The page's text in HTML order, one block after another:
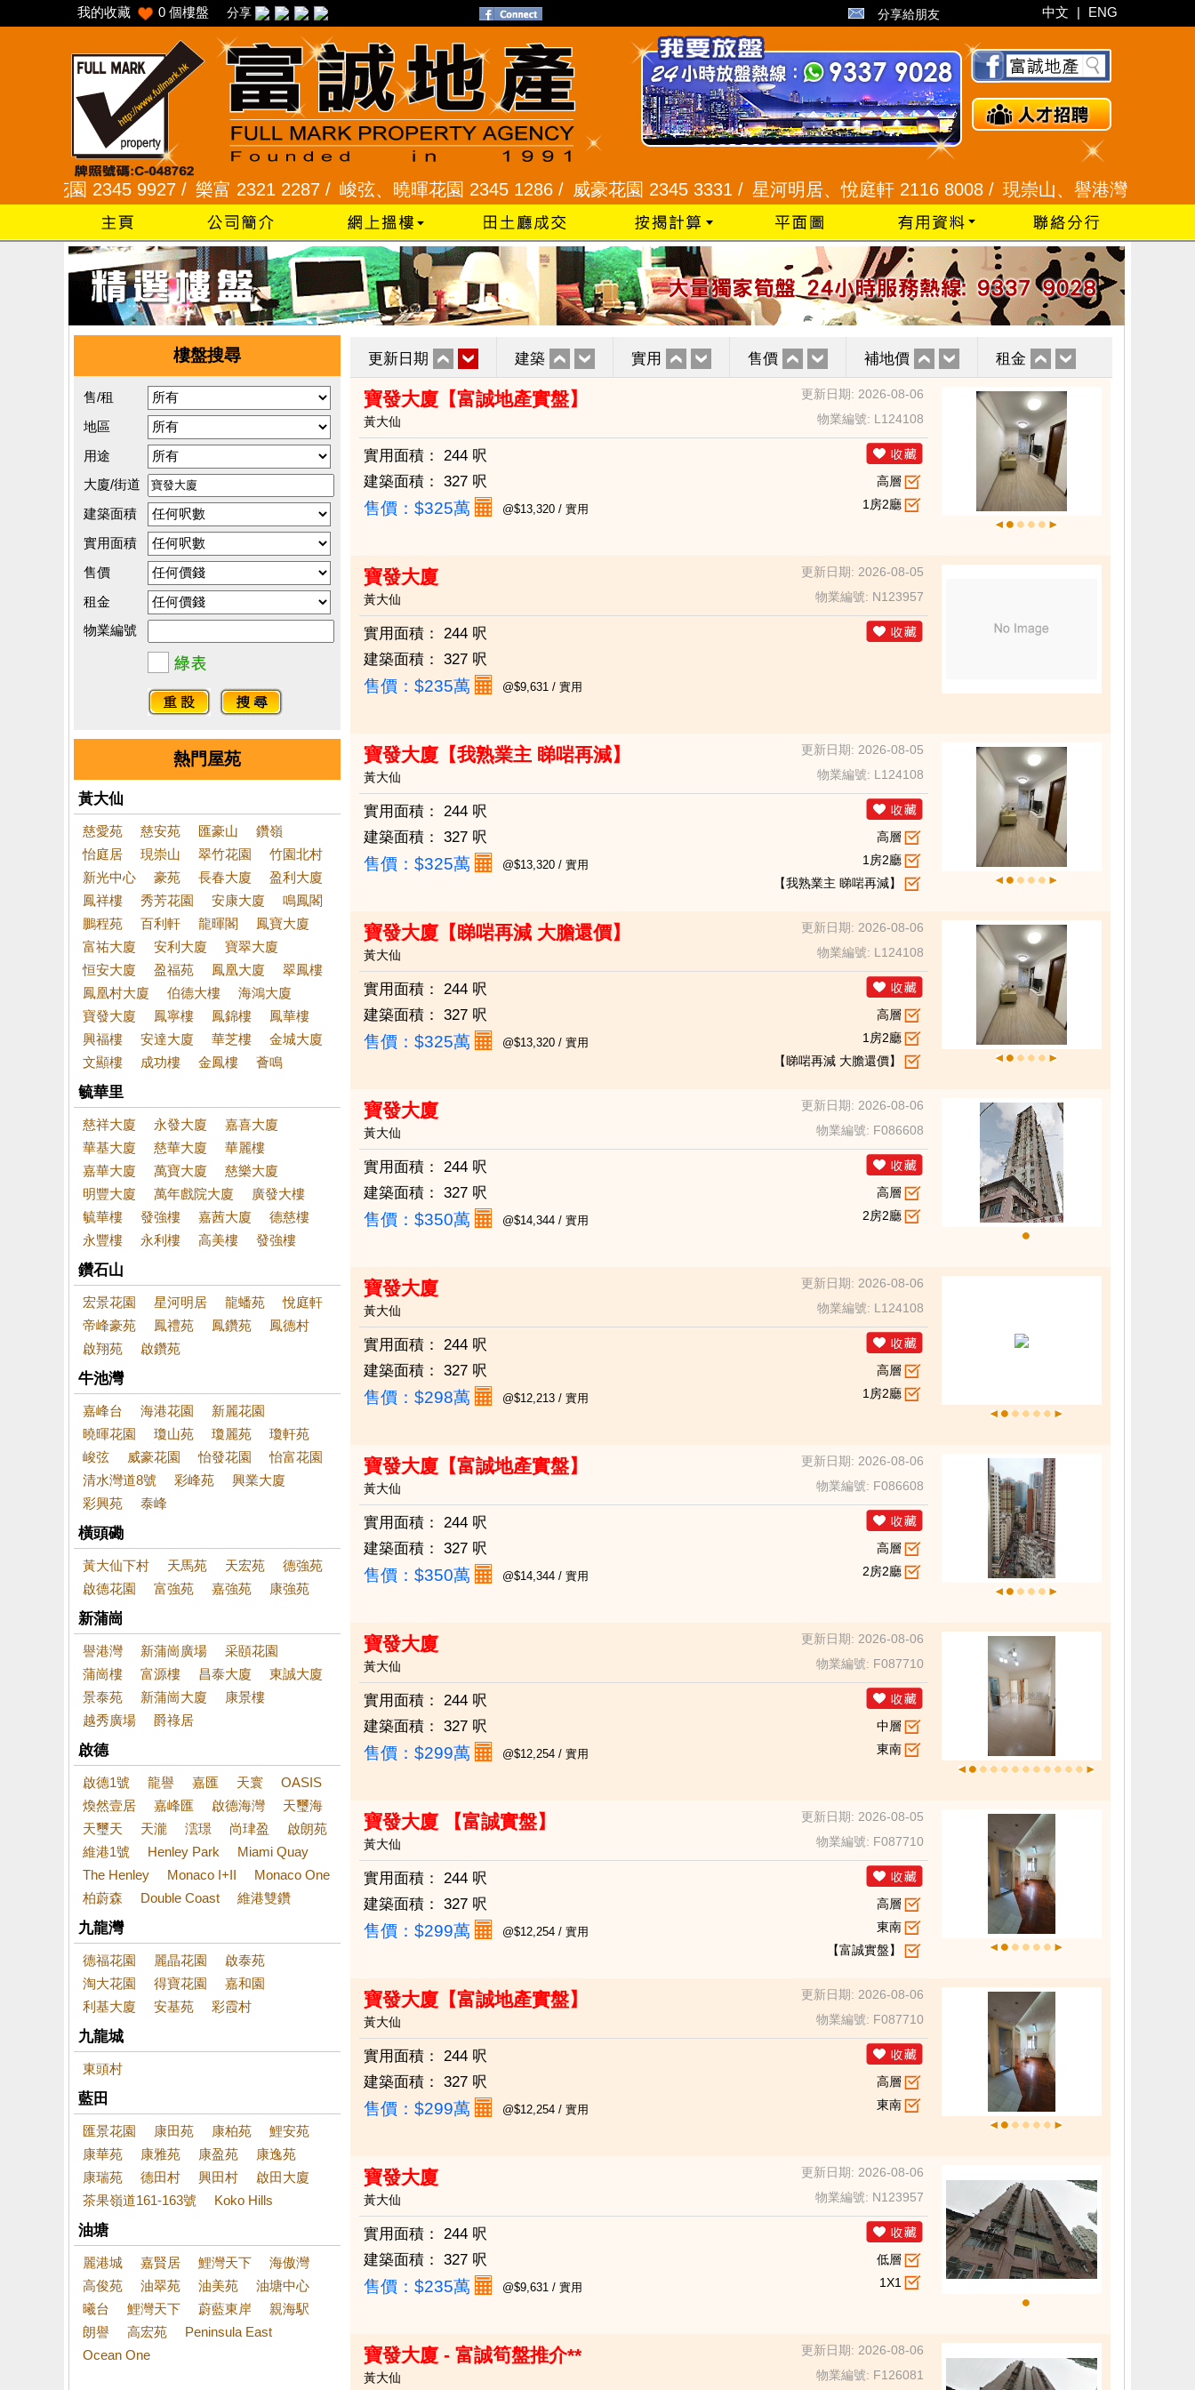
我的收藏 0 個樓盤 分享 分享給朋友 中文 | ENG
園 2345 9927 / 樂富 2321 2287 / 峻弦、曉暉花園 2345 1286 / 威豪花園 2345 3331 / 星河明居、悅庭軒 2116 8008 / 現崇山、譽港灣 2345 9926 /
樓盤搜尋
售/租
地區
用途
大廈/街道
建築面積
實用面積
售價
租金
物業編號
熱門屋苑
黃大仙
慈愛苑 慈安苑 匯豪山
鑽嶺
怡庭居
現崇山 翠竹花園
竹園北村
新光中心
豪苑 長春大廈
盈利大廈
鳳祥樓
秀芳花園 安康大廈
鳴鳳閣
鵬程苑
百利軒 龍暉閣
鳳寶大廈
富祐大廈
安利大廈
寶翠大廈
恒安大廈
盈福苑 鳳凰大廈
翠鳳樓
鳳凰村大廈
伯德大樓
海鴻大廈
寶發大廈
鳳寧樓 鳳錦樓
鳳華樓
興福樓
安達大廈 華芝樓
金城大廈
文顯樓
成功樓 金鳳樓 薈鳴
毓華里
慈祥大廈 永發大廈
嘉喜大廈
華基大廈
慈華大廈
華麗樓
嘉華大廈
萬寶大廈
慈樂大廈
明豐大廈
萬年戲院大廈
廣發大樓
毓華樓
發強樓 嘉茜大廈
德慈樓
永豐樓
永利樓 高美樓 發強樓
鑽石山
宏景花園 星河明居 龍蟠苑
悅庭軒
帝峰豪苑
鳳禮苑 鳳鑽苑
鳳德村
啟翔苑
啟鑽苑
牛池灣
嘉峰台 海港花園
新麗花園
曉暉花園
瓊山苑 瓊麗苑
瓊軒苑
峻弦
威豪花園 怡發花園
怡富花園
清水灣道8號
彩峰苑
興業大廈
彩興苑
泰峰
橫頭磡
黃大仙下村 天馬苑 天宏苑
德強苑
啟德花園
富強苑 嘉強苑 康強苑
新蒲崗
譽港灣 新蒲崗廣場
采頤花園
蒲崗樓
富源樓 昌泰大廈
東誠大廈
景泰苑
新蒲崗大廈
康景樓
越秀廣場
爵祿居
啟德
啟德1號 龍譽 嘉匯 天寰
OASIS
煥然壹居
嘉峰匯 啟德海灣
天璽海
天璽天
天瀧 澐璟 尚珒盈
啟朗苑
維港1號
Henley Park
Miami Quay
The Henley
Monaco I+II
Monaco One
柏蔚森
Double Coast 維港雙鑽
九龍灣
德福花園 麗晶花園
啟泰苑
淘大花園
得寶花園
嘉和園
利基大廈
安基苑 彩霞村
九龍城
東頭村
藍田
匯景花園 康田苑 康柏苑
鯉安苑
康華苑
康雅苑 康盈苑
康逸苑
康瑞苑
德田村 興田村
啟田大廈
茶果嶺道161-163號
Koko Hills
油塘
麗港城 嘉賢居 鯉灣天下
海傲灣
高俊苑
油翠苑 油美苑
油塘中心
曦台
鯉灣天下 蔚藍東岸
親海駅
朗譽
高宏苑
Peninsula East
Ocean One
更新日期 建築 實用 售價 補地價 租金
寶發大廈【富誠地產實盤】
更新日期: 2026-08-06
黃大仙
物業編號: L124108
實用面積：
244 呎
建築面積：
327 呎
售價： $325萬 @$13,320 / 實用
高層
1房2廳
寶發大廈
更新日期: 2026-08-05
黃大仙
物業編號: N123957
實用面積：
244 呎
建築面積：
327 呎
售價： $235萬 @$9,631 / 實用
寶發大廈【我熟業主 睇啱再減】
更新日期: 2026-08-05
黃大仙
物業編號: L124108
實用面積：
244 呎
建築面積：
327 呎
售價： $325萬 @$13,320 / 實用
高層
1房2廳
【我熟業主 睇啱再減】
寶發大廈【睇啱再減 大膽還價】
更新日期: 2026-08-06
黃大仙
物業編號: L124108
實用面積：
244 呎
建築面積：
327 呎
售價： $325萬 @$13,320 / 實用
高層
1房2廳
【睇啱再減 大膽還價】
寶發大廈
更新日期: 2026-08-06
黃大仙
物業編號: F086608
實用面積：
244 呎
建築面積：
327 呎
售價： $350萬 @$14,344 / 實用
高層
2房2廳
寶發大廈
更新日期: 2026-08-06
黃大仙
物業編號: L124108
實用面積：
244 呎
建築面積：
327 呎
售價： $298萬 @$12,213 / 實用
高層
1房2廳
寶發大廈【富誠地產實盤】
更新日期: 2026-08-06
黃大仙
物業編號: F086608
實用面積：
244 呎
建築面積：
327 呎
售價： $350萬 @$14,344 / 實用
高層
2房2廳
寶發大廈
更新日期: 2026-08-06
黃大仙
物業編號: F087710
實用面積：
244 呎
建築面積：
327 呎
售價： $299萬 @$12,254 / 實用
中層
東南
寶發大廈 【富誠實盤】
更新日期: 2026-08-05
黃大仙
物業編號: F087710
實用面積：
244 呎
建築面積：
327 呎
售價： $299萬 @$12,254 / 實用
高層
東南
【富誠實盤】
寶發大廈【富誠地產實盤】
更新日期: 2026-08-06
黃大仙
物業編號: F087710
實用面積：
244 呎
建築面積：
327 呎
售價： $299萬 @$12,254 / 實用
高層
東南
寶發大廈
更新日期: 2026-08-06
黃大仙
物業編號: N123957
實用面積：
244 呎
建築面積：
327 呎
售價： $235萬 @$9,631 / 實用
低層
1X1
寶發大廈 - 富誠筍盤推介**
更新日期: 2026-08-06
黃大仙
物業編號: F126081